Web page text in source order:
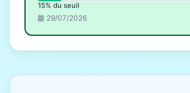
15% du seuil
29/07/2026
Fenêtres d'information